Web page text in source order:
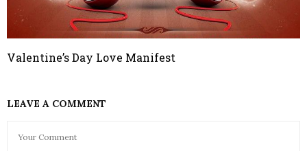
Valentine’s Day Love Manifest
LEAVE A COMMENT